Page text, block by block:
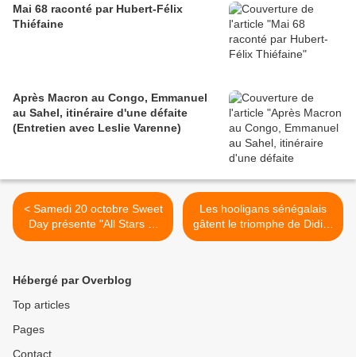
Mai 68 raconté par Hubert-Félix
Thiéfaine
Après Macron au Congo, Emmanuel
au Sahel, itinéraire d'une défaite
(Entretien avec Leslie Varenne)
< Samedi 20 octobre Sweet
Day présente "All Stars of
Comedy" à Chicago
Les hooligans sénégalais
gâtent le triomphe de Didier
Drogba >
Hébergé par Overblog
Top articles
Pages
Contact